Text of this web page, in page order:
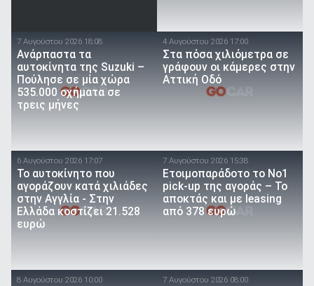
7 Αυγούστου 2026 18:08
Ανάρπαστα τα
αυτοκίνητα της Suzuki –
Πούλησε σε μία χώρα
535.000 οχήματα σε
τρεις μήνες
4 Αυγούστου 2026 17:00
Στα πόσα χιλιόμετρα σε
γράφουν οι κάμερες στην
Αττική Οδό
6 Αυγούστου 2026 17:07
To αυτοκίνητο που
αγοράζουν κατά χιλιάδες
στην Αγγλία - Στην
Ελλάδα κοστίζει 21.528
ευρώ
7 Αυγούστου 2026 15:38
Ετοιμοπαράδοτο το Νο1
pick-up της αγοράς – Το
αποκτάς και με leasing
από 378 ευρώ
8 Αυγούστου 2026 10:00 7 Αυγούστου 2026 08:00